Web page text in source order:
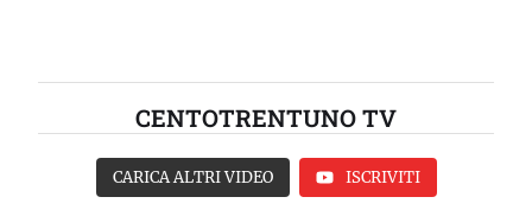
CENTOTRENTUNO TV
CARICA ALTRI VIDEO ISCRIVITI